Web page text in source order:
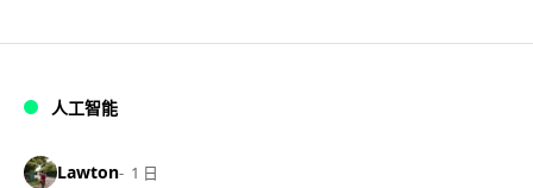
人工智能
Lawton 1 日